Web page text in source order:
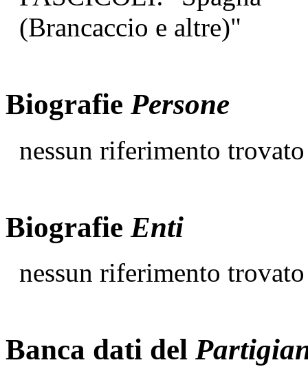
Biografie Persone
nessun riferimento trovato
Biografie Enti
nessun riferimento trovato
Banca dati del